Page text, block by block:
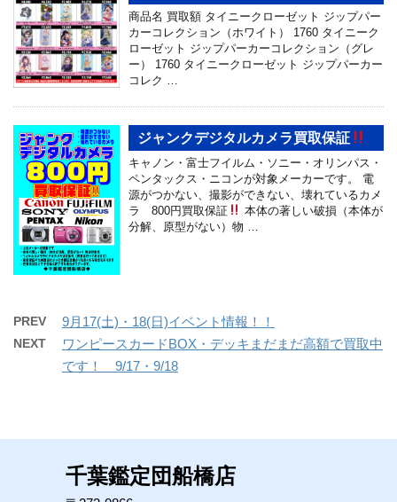
商品名 買取額 タイニークローゼット ジップパー
カーコレクション（ホワイト） 1760 タイニーク
ローゼット ジップパーカーコレクション（グレ
ー） 1760 タイニークローゼット ジップパーカー
コレク …
ジャンクデジタルカメラ買取保証
キャノン・富士フイルム・ソニー・オリンパス・
ペンタックス・ニコンが対象メーカーです。 電
源がつかない、撮影ができない、壊れているカメ
ラ 800円買取保証
本体の著しい破損（本体が
分解、原型がない）物 …
PREV 9月17(土)・18(日)イベント情報！！
NEXT
ワンピースカードBOX・デッキまだまだ高額で買取中
です！ 9/17・9/18
千葉鑑定団船橋店